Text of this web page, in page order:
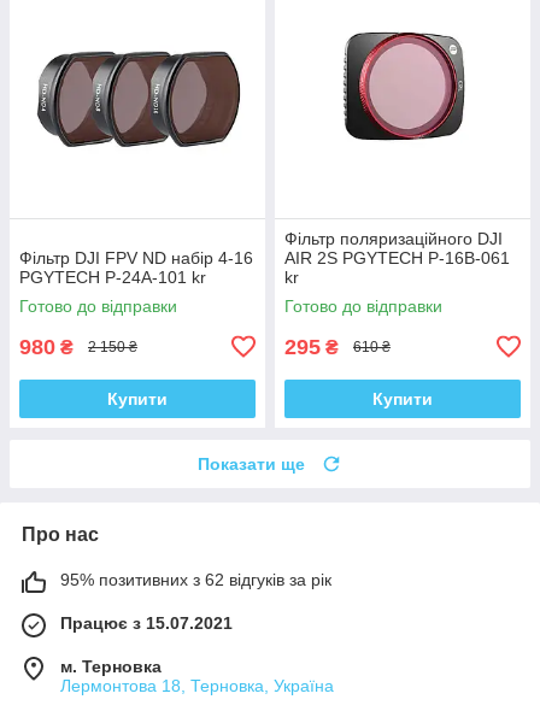
Фільтр DJI FPV ND набір 4-16
PGYTECH P-24A-101 kr
Готово до відправки
980 ₴ 2 150 ₴
Купити
Фільтр поляризаційного DJI
AIR 2S PGYTECH P-16B-061
kr
Готово до відправки
295 ₴ 610 ₴
Купити
Показати ще
Про нас
95% позитивних з 62 відгуків за рік
Працює з 15.07.2021
м. Терновка
Лермонтова 18, Терновка, Україна